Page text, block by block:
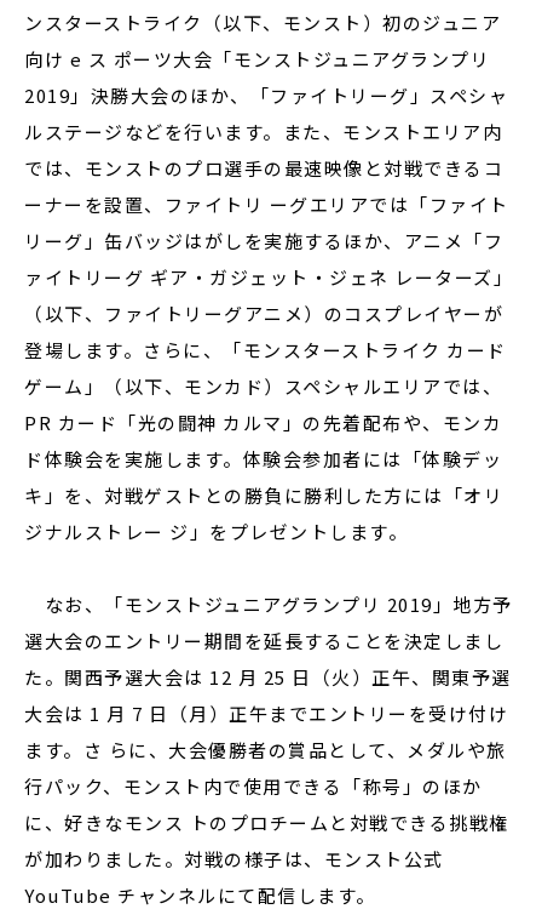
ンスターストライク（以下、モンスト）初のジュニア
向け e ス ポーツ大会「モンストジュニアグランプリ
2019」決勝大会のほか、「ファイトリーグ」スペシャ
ルステージなどを行います。また、モンストエリア内
では、モンストのプロ選手の最速映像と対戦できるコ
ーナーを設置、ファイトリ ーグエリアでは「ファイト
リーグ」缶バッジはがしを実施するほか、アニメ「フ
ァイトリーグ ギア・ガジェット・ジェネ レーターズ」
（以下、ファイトリーグアニメ）のコスプレイヤーが
登場します。さらに、「モンスターストライク カード
ゲーム」（以下、モンカド）スペシャルエリアでは、
PR カード「光の闘神 カルマ」の先着配布や、モンカ
ド体験会を実施します。体験会参加者には「体験デッ
キ」を、対戦ゲストとの勝負に勝利した方には「オリ
ジナルストレー ジ」をプレゼントします。
なお、「モンストジュニアグランプリ 2019」地方予
選大会のエントリー期間を延長することを決定しまし
た。関西予選大会は 12 月 25 日（火）正午、関東予選
大会は 1 月 7 日（月）正午までエントリーを受け付け
ます。さ らに、大会優勝者の賞品として、メダルや旅
行パック、モンスト内で使用できる「称号」のほか
に、好きなモンス トのプロチームと対戦できる挑戦権
が加わりました。対戦の様子は、モンスト公式
YouTube チャンネルにて配信します。